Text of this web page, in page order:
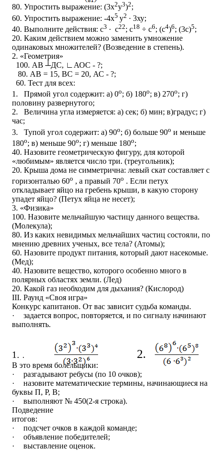
80. Упростить выражение: (3х2у3)2;
60. Упростить выражение: -4х5 у2 ∙ 3ху;
40. Выполните действия: с3 ∙ с22; с18 ÷ с6; (с4)6; (3с)5;
20. Каким действием можно заменить умножение
одинаковых множителей? (Возведение в степень).
2. «Геометрия»
100. АВ ┴ДС, ∟АОС - ?;
80. АВ = 15, ВС = 20, АС - ?;
60. Тест для всех:
1.
Прямой угол содержит: а) 0о; б) 180о; в) 270о; г)
половину развернутого;
2.
Величина угла измеряется: а) сек; б) мин; в)градус; г)
час;
3.
Тупой угол содержит: а) 90о; б) больше 90о и меньше
180о; в) меньше 90о; г) меньше 180о;
40. Назовите геометрическую фигуру, для которой
«любимым» является число три. (треугольник);
20. Крыша дома не симметрична: левый скат составляет с
горизонталью 60о , а правый 70о . Если петух
откладывает яйцо на гребень крыши, в какую сторону
упадет яйцо? (Петух яйца не несет);
3. «Физика»
100. Назовите мельчайшую частицу данного вещества.
(Молекула);
80. Из каких невидимых мельчайших частиц состояли, по
мнению древних ученых, все тела? (Атомы);
60. Назовите продукт питания, который дают насекомые.
(Мед);
40. Назовите вещество, которого особенно много в
полярных областях земли. (Лед)
20. Какой газ необходим для дыхания? (Кислород)
III. Раунд «Своя игра»
Конкурс капитанов. От вас зависит судьба команды.
·
задается вопрос, повторяется, и по сигналу начинают
выполнять.
1. . 2.
В это время болельщики:
·
разгадывают ребусы (по 10 очков);
·
назовите математические термины, начинающиеся на
буквы П, Р, В;
·
выполняют № 450(2-я строка).
Подведение
·
подсчет очков в каждой команде;
·
объявление победителей;
·
выставление оценок.